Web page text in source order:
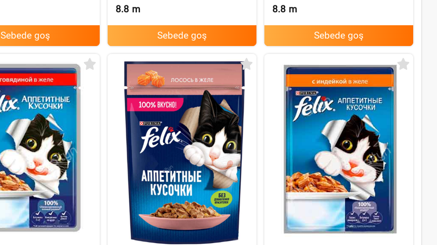
Sebede goş
8.8 m
Sebede goş
8.8 m
Sebede goş